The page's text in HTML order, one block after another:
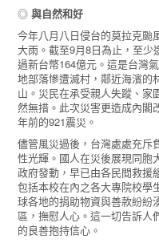
◎ 與自然和好
今年八月八日侵台的莫拉克颱
大雨。截至9月8日為止，至少
過新台幣164億元。這是台灣
地部落慘遭滅村，鄰近海濱的
山。災民在承受親人失蹤、家
然無措。此次災害更造成內閣
年前的921震災。
儘管風災過後，台灣處處充斥
性光輝。國人在災後展現同胞
政府發動，早已由各民間救援
包括本校在內之各大專院校學
球各地的捐助物資與善款紛紛
區，撫慰人心。這一切告訴人
的良善抱持信心。